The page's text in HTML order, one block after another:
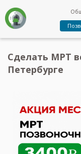
Сделать МРТ
Петербурге